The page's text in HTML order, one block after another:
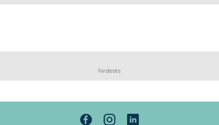
hirdetés